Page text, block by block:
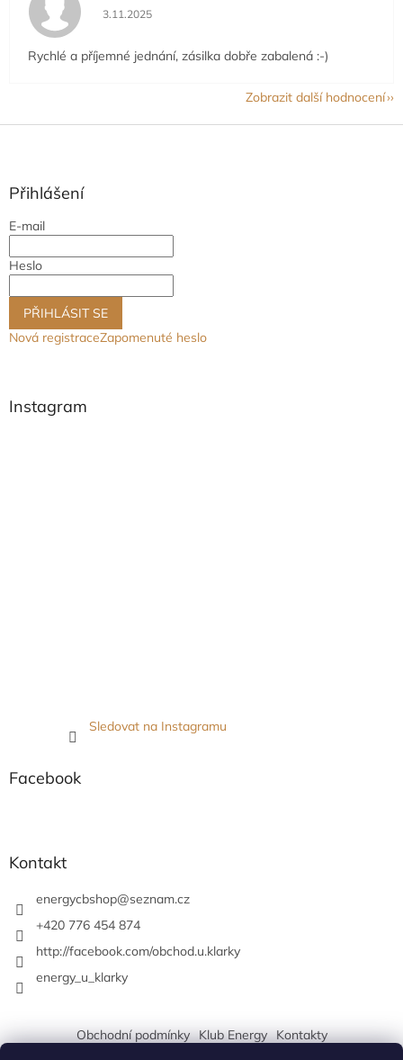
Hodnocení obchodu je 5 z 5 hvězdiček.
3.11.2025
Rychlé a příjemné jednání, zásilka dobře zabalená :-)
Zobrazit další hodnocení
Z
Přihlášení
E-mail
Heslo
PŘIHLÁSIT SE
Nová registraceZapomenuté heslo
Instagram
Sledovat na Instagramu
Facebook
Kontakt
energycbshop@seznam.cz
+420 776 454 874
http://facebook.com/obchod.u.klarky
energy_u_klarky
Obchodní podmínky Klub Energy Kontakty